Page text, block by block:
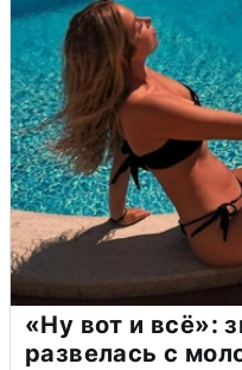
«Ну вот и всё»:
развелась с